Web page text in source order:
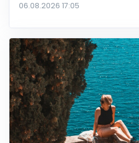
06.08.2026 17:05